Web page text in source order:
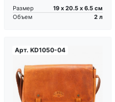
Размер
19 х 20.5 х 6.5 см
Объем
2 л
Арт. KD1050-04
Загрузка...